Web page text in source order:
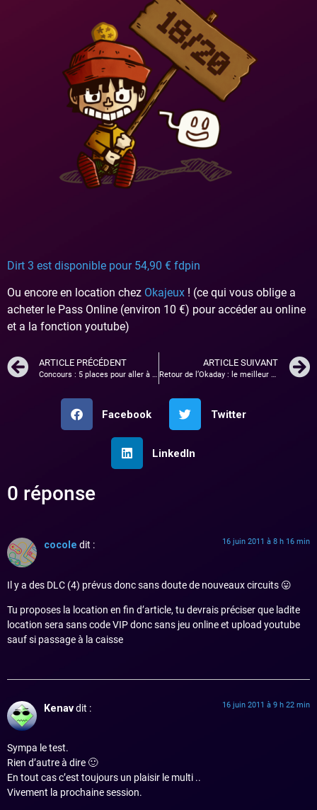
Dirt 3 est disponible pour 54,90 € fdpin
Ou encore en location chez Okajeux ! (ce qui vous oblige a
acheter le Pass Online (environ 10 €) pour accéder au online
et a la fonction youtube)
ARTICLE PRÉCÉDENT
Concours : 5 places pour aller à la Comic Con / Japan Expo !
ARTICLE SUIVANT
Retour de l’Okaday : le meilleur plan pour découvrir Okajeux !
Facebook Twitter
LinkedIn
0 réponse
cocole dit : 16 juin 2011 à 8 h 16 min
Il y a des DLC (4) prévus donc sans doute de nouveaux circuits 😛
Tu proposes la location en fin d’article, tu devrais préciser que ladite
location sera sans code VIP donc sans jeu online et upload youtube
sauf si passage à la caisse
Kenavdit : 16 juin 2011 à 9 h 22 min
Sympa le test.
Rien d’autre à dire 🙂
En tout cas c’est toujours un plaisir le multi ..
Vivement la prochaine session.